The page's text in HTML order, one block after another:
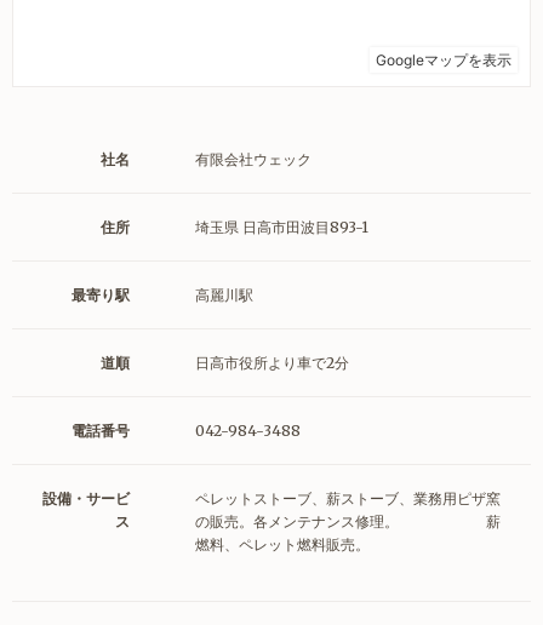
社名 有限会社ウェック
住所 埼玉県 日高市田波目893-1
最寄り駅 高麗川駅
道順 日高市役所より車で2分
電話番号 042-984-3488
設備・サービ
ス
ペレットストーブ、薪ストーブ、業務用ピザ窯
の販売。各メンテナンス修理。 薪
燃料、ペレット燃料販売。